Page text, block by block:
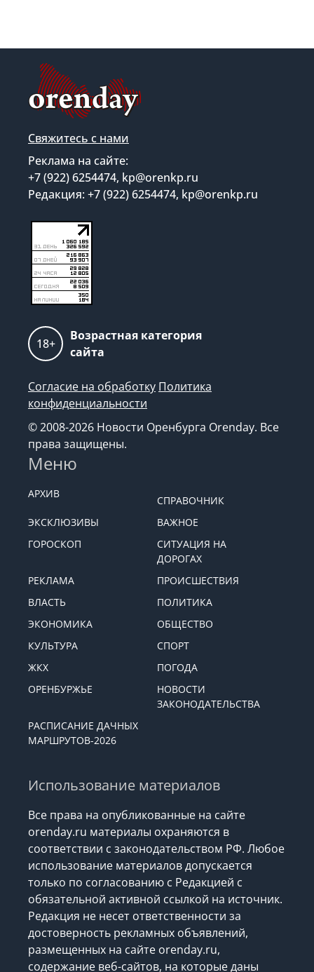
Свяжитесь с нами
Реклама на сайте:
+7 (922) 6254474, kp@orenkp.ru
Редакция: +7 (922) 6254474, kp@orenkp.ru
18+
Возрастная категория
сайта
Согласие на обработку Политика
конфиденциальности
© 2008-2026 Новости Оренбурга Orenday. Все
права защищены.
Меню
АРХИВ
СПРАВОЧНИК
ЭКСКЛЮЗИВЫ
ВАЖНОЕ
ГОРОСКОП
СИТУАЦИЯ НА
ДОРОГАХ
РЕКЛАМА
ПРОИСШЕСТВИЯ
ВЛАСТЬ
ПОЛИТИКА
ЭКОНОМИКА
ОБЩЕСТВО
КУЛЬТУРА
СПОРТ
ЖКХ
ПОГОДА
ОРЕНБУРЖЬЕ
НОВОСТИ
ЗАКОНОДАТЕЛЬСТВА
РАСПИСАНИЕ ДАЧНЫХ
МАРШРУТОВ-2026
Использование материалов
Все права на опубликованные на сайте
orenday.ru материалы охраняются в
соответствии с законодательством РФ. Любое
использование материалов допускается
только по согласованию с Редакцией с
обязательной активной ссылкой на источник.
Редакция не несет ответственности за
достоверность рекламных объявлений,
размещенных на сайте orenday.ru,
содержание веб-сайтов, на которые даны